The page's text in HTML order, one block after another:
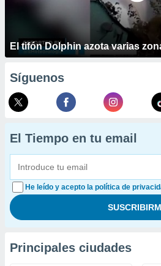
El tifón Dolphin azota varias
Síguenos
El Tiempo en tu email
He leído y acepto la política de
Principales ciudades